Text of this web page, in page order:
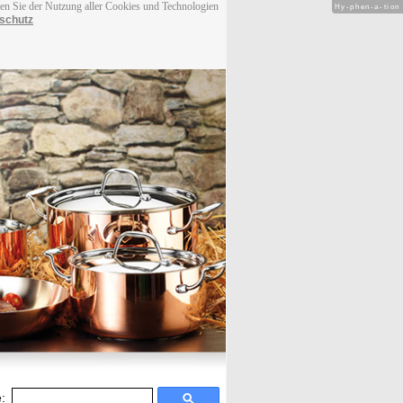
Sie der Nutzung aller Cookies und Technologien
Hy-phen-a-tion